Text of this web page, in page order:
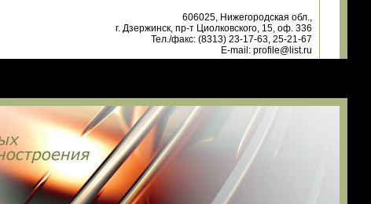
606025, Нижегородская обл.,
г. Дзержинск, пр-т Циолковского, 15, оф. 336
Тел./факс: (8313) 23-17-63, 25-21-67
E-mail: profile@list.ru